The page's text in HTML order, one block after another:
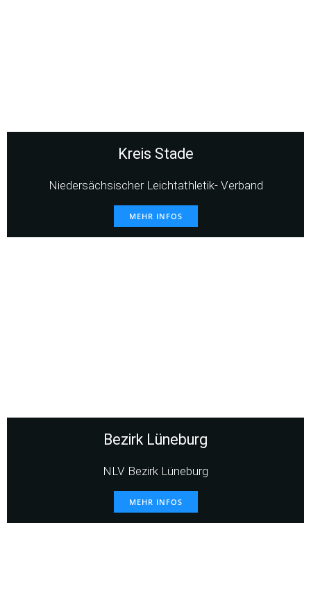
Kreis Stade
Niedersächsischer Leichtathletik- Verband
MEHR INFOS
Bezirk Lüneburg
NLV Bezirk Lüneburg
MEHR INFOS